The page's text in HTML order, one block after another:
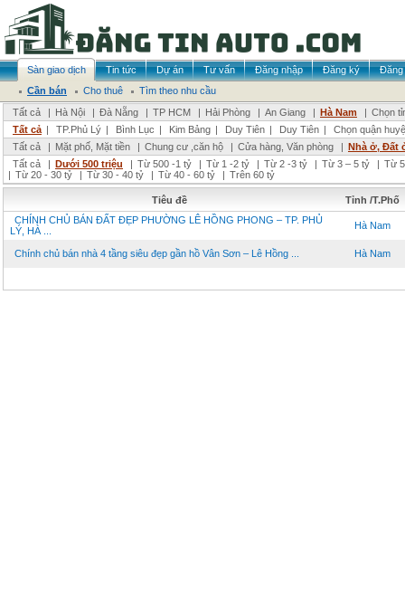
Sàn giao dịch Tin tức Dự án Tư vấn Đăng nhập Đăng ký
Đăng
Cần bán
Cho thuê
Tìm theo nhu cầu
Tất cả
| Hà Nội | Đà Nẵng | TP HCM | Hải Phòng | An Giang | Hà Nam | Chọn
Tất cả | TP.Phủ Lý | Bình Lục | Kim Bảng | Duy Tiên | Duy Tiên |
Chọn quận
Tất cả
| Mặt phố, Mặt tiền | Chung cư ,căn hộ | Cửa hàng, Văn phòng | Nhà ở, Đất
Tất cả
| Dưới 500 triệu | Từ 500 -1 tỷ | Từ 1 -2 tỷ | Từ 2 -3 tỷ | Từ 3 – 5 tỷ | Từ
| Từ 20 - 30 tỷ | Từ 30 - 40 tỷ | Từ 40 - 60 tỷ | Trên 60 tỷ
Tiêu đề
Tỉnh /T.Phố
CHÍNH CHỦ BÁN ĐẤT ĐẸP PHƯỜNG LÊ HỒNG PHONG – TP. PHỦ
LÝ, HÀ ...
Hà Nam
Chính chủ bán nhà 4 tầng siêu đẹp gần hồ Vân Sơn – Lê Hồng ... Hà Nam